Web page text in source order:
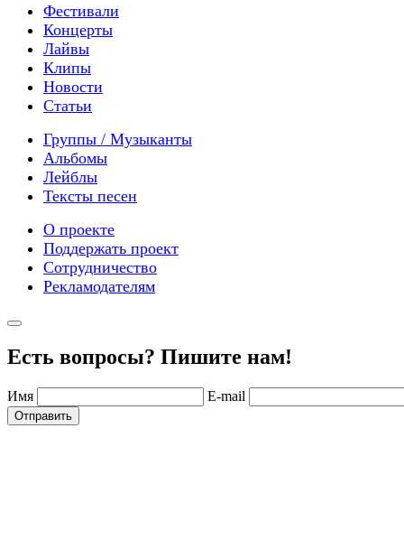
Фестивали
Концерты
Лайвы
Клипы
Новости
Статьи
Группы / Музыканты
Альбомы
Лейблы
Тексты песен
О проекте
Поддержать проект
Сотрудничество
Рекламодателям
Есть вопросы? Пишите нам!
Имя E-mail